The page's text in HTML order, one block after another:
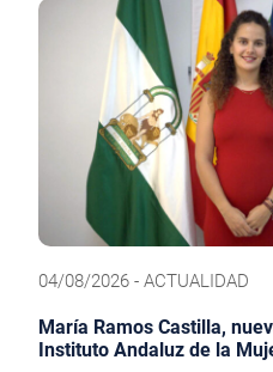
04/08/2026 - ACTUALIDAD
María Ramos Castilla,
Instituto Andaluz de la